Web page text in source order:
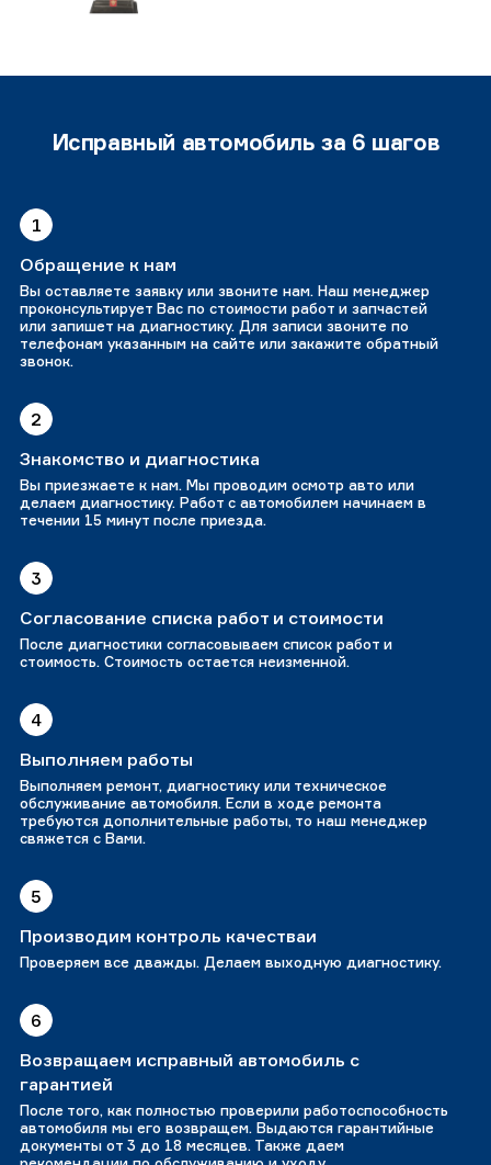
Исправный автомобиль за 6 шагов
1
Обращение к нам
Вы оставляете заявку или звоните нам. Наш менеджер
проконсультирует Вас по стоимости работ и запчастей
или запишет на диагностику. Для записи звоните по
телефонам указанным на сайте или закажите обратный
звонок.
2
Знакомство и диагностика
Вы приезжаете к нам. Мы проводим осмотр авто или
делаем диагностику. Работ с автомобилем начинаем в
течении 15 минут после приезда.
3
Согласование списка работ и стоимости
После диагностики согласовываем список работ и
стоимость. Стоимость остается неизменной.
4
Выполняем работы
Выполняем ремонт, диагностику или техническое
обслуживание автомобиля. Если в ходе ремонта
требуются дополнительные работы, то наш менеджер
свяжется с Вами.
5
Производим контроль качестваи
Проверяем все дважды. Делаем выходную диагностику.
6
Возвращаем исправный автомобиль с
гарантией
После того, как полностью проверили работоспособность
автомобиля мы его возвращем. Выдаются гарантийные
документы от 3 до 18 месяцев. Также даем